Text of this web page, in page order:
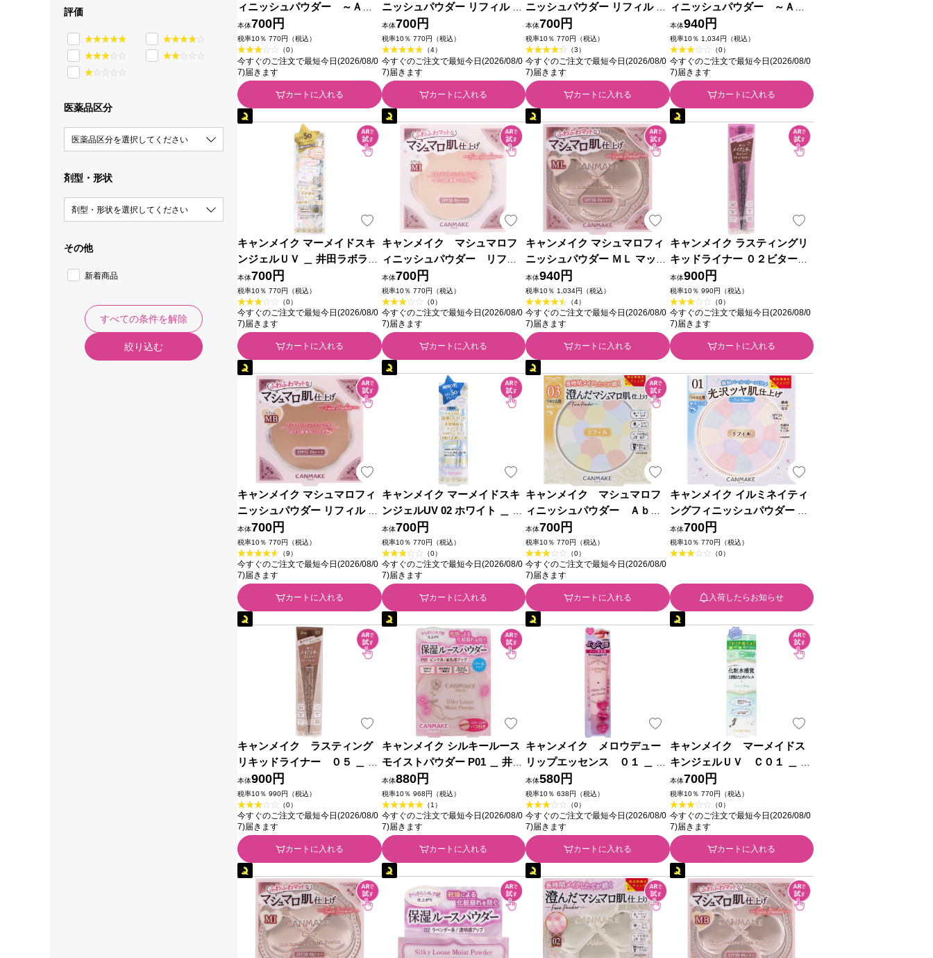
評価
医薬品区分
医薬品区分を選択してください
剤型・形状
剤型・形状を選択してください
その他
新着商品
すべての条件を解除
絞り込む
ィニッシュパウダー ～Ａｂ
ｌｏｏｍ～ リフィル０２ ＿
井田ラボラトリーズ
本体700円
税率10％ 770円（税込）
（0）
今すぐのご注文で最短今日(2026/08/0
7)届きます
カートに入れる
ニッシュパウダー リフィル Ｍ
Ｏ マットオークル ＿ 井田ラボ
ラトリーズ
本体700円
税率10％ 770円（税込）
（4）
今すぐのご注文で最短今日(2026/08/0
7)届きます
カートに入れる
ニッシュパウダー リフィル Ｍ
Ｌ マットライトオークル ＿ 井
田ラボラトリーズ
本体700円
税率10％ 770円（税込）
（3）
今すぐのご注文で最短今日(2026/08/0
7)届きます
カートに入れる
ィニッシュパウダー ～Ａｂ
ｌｏｏｍ～０１ ＿ 井田ラボラ
トリーズ
本体940円
税率10％ 1,034円（税込）
（0）
今すぐのご注文で最短今日(2026/08/0
7)届きます
カートに入れる
キャンメイク マーメイドスキ
ンジェルＵＶ ＿ 井田ラボラト
リーズ
本体700円
税率10％ 770円（税込）
（0）
今すぐのご注文で最短今日(2026/08/0
7)届きます
カートに入れる
キャンメイク マシュマロフ
ィニッシュパウダー リフィ
ル ＭＩ ＿ 井田ラボラトリー
ズ
本体700円
税率10％ 770円（税込）
（0）
今すぐのご注文で最短今日(2026/08/0
7)届きます
カートに入れる
キャンメイク マシュマロフィ
ニッシュパウダー ＭＬ マット
ライトオークル ＿ 井田ラボラ
トリーズ
本体940円
税率10％ 1,034円（税込）
（4）
今すぐのご注文で最短今日(2026/08/0
7)届きます
カートに入れる
キャンメイク ラスティングリ
キッドライナー ０２ビターチ
ョコブラウン ＿ 井田ラボラト
リーズ
本体900円
税率10％ 990円（税込）
（0）
今すぐのご注文で最短今日(2026/08/0
7)届きます
カートに入れる
キャンメイク マシュマロフィ
ニッシュパウダー リフィル Ｍ
Ｂ マットベージュオークル ＿
井田ラボラトリーズ
本体700円
税率10％ 770円（税込）
（9）
今すぐのご注文で最短今日(2026/08/0
7)届きます
カートに入れる
キャンメイク マーメイドスキ
ンジェルUV 02 ホワイト ＿ 井
田ラボラトリーズ
本体700円
税率10％ 770円（税込）
（0）
今すぐのご注文で最短今日(2026/08/0
7)届きます
カートに入れる
キャンメイク マシュマロフ
ィニッシュパウダー Ａｂｌ
ｏｏｍ リフィル ０３ ＿ 井
田ラボラトリーズ
本体700円
税率10％ 770円（税込）
（0）
今すぐのご注文で最短今日(2026/08/0
7)届きます
カートに入れる
キャンメイク イルミネイティ
ングフィニッシュパウダー ～
Ａｂｌｏｏｍ～ リフィル ０１
＿ 井田ラボラトリーズ
本体700円
税率10％ 770円（税込）
（0）
入荷したらお知らせ
キャンメイク ラスティング
リキッドライナー ０５ ＿ 井
田ラボラトリーズ
本体900円
税率10％ 990円（税込）
（0）
今すぐのご注文で最短今日(2026/08/0
7)届きます
カートに入れる
キャンメイク シルキールース
モイストパウダー P01 ＿ 井田
ラボラトリーズ
本体880円
税率10％ 968円（税込）
（1）
今すぐのご注文で最短今日(2026/08/0
7)届きます
カートに入れる
キャンメイク メロウデュー
リップエッセンス ０１ ＿ 井
田ラボラトリーズ
本体580円
税率10％ 638円（税込）
（0）
今すぐのご注文で最短今日(2026/08/0
7)届きます
カートに入れる
キャンメイク マーメイドス
キンジェルＵＶ Ｃ０１ ＿ 井
田ラボラトリーズ
本体700円
税率10％ 770円（税込）
（0）
今すぐのご注文で最短今日(2026/08/0
7)届きます
カートに入れる